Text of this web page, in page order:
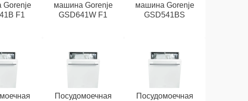
Gorenje
F1
машина Gorenje
GSD641W F1
машина Gorenje
GSD541BS
Посудомоечная
Посудомоечная